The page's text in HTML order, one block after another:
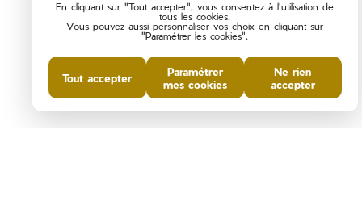
En cliquant sur "Tout accepter", vous consentez à l'utilisation de
tous les cookies.
Vous pouvez aussi personnaliser vos choix en cliquant sur
"Paramétrer les cookies".
Tout accepter
Paramétrer
mes cookies
Ne rien
accepter